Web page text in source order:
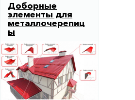
Доборные
элементы для
металлочерепиц
ы